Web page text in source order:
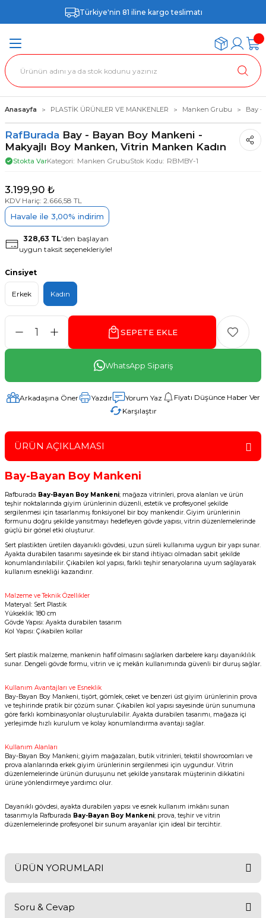
Türkiye'nin 81 iline kargo teslimatı
Anasayfa PLASTİK ÜRÜNLER VE MANKENLER Manken Grubu Bay -
RafBurada Bay - Bayan Boy Mankeni -
Makyajlı Boy Manken, Vitrin Manken Kadın
Stokta VarKategori Manken GrubuStok Kodu RBMBY-1
3.199,90 ₺
KDV Hariç: 2.666,58 TL
Havale ile 3,00% indirim
328,63 TL’den başlayan
uygun taksit seçenekleriyle!
Cinsiyet
Erkek Kadın
SEPETE EKLE
WhatsApp Sipariş
Arkadaşına Öner Yazdır Yorum Yaz
Fiyatı Düşünce Haber Ver
Karşılaştır
ÜRÜN AÇIKLAMASI
Bay-Bayan Boy Mankeni
Rafburada Bay-Bayan Boy Mankeni; mağaza vitrinleri, prova alanları ve ürün
teşhir noktalarında giyim ürünlerinin düzenli, estetik ve profesyonel şekilde
sergilenmesi için tasarlanmış fonksiyonel bir boy mankendir. Giyim ürünlerinin
formunu doğru şekilde yansıtmayı hedefleyen gövde yapısı, vitrin düzenlemelerinde
güçlü bir görsel etki oluşturur.
Sert plastikten üretilen dayanıklı gövdesi, uzun süreli kullanıma uygun bir yapı sunar.
Ayakta durabilen tasarımı sayesinde ek bir stand ihtiyacı olmadan sabit şekilde
konumlandırılabilir. Çıkabilen kol yapısı, farklı teşhir senaryolarına uyum sağlayarak
kullanım esnekliği kazandırır.
Malzeme ve Teknik Özellikler
Materyal: Sert Plastik
Yükseklik: 180 cm
Gövde Yapısı: Ayakta durabilen tasarım
Kol Yapısı: Çıkabilen kollar
Sert plastik malzeme, mankenin hafif olmasını sağlarken darbelere karşı dayanıklılık
sunar. Dengeli gövde formu, vitrin ve iç mekân kullanımında güvenli bir duruş sağlar.
Kullanım Avantajları ve Esneklik
Bay-Bayan Boy Mankeni, tişört, gömlek, ceket ve benzeri üst giyim ürünlerinin prova
ve teşhirinde pratik bir çözüm sunar. Çıkabilen kol yapısı sayesinde ürün sunumuna
göre farklı kombinasyonlar oluşturulabilir. Ayakta durabilen tasarımı, mağaza içi
yerleşimde hızlı kurulum ve kolay konumlandırma avantajı sağlar.
Kullanım Alanları
Bay-Bayan Boy Mankeni; giyim mağazaları, butik vitrinleri, tekstil showroomları ve
prova alanlarında erkek giyim ürünlerinin sergilenmesi için uygundur. Vitrin
düzenlemelerinde ürünün duruşunu net şekilde yansıtarak müşterinin dikkatini
ürüne yönlendirmeye yardımcı olur.
Dayanıklı gövdesi, ayakta durabilen yapısı ve esnek kullanım imkânı sunan
tasarımıyla Rafburada Bay-Bayan Boy Mankeni; prova, teşhir ve vitrin
düzenlemelerinde profesyonel bir sunum arayanlar için ideal bir tercihtir.
ÜRÜN YORUMLARI
Soru & Cevap